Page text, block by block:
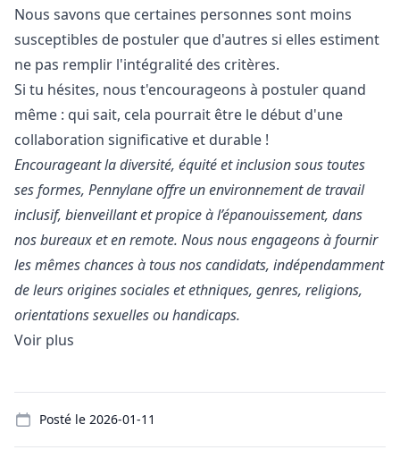
Nous savons que certaines personnes sont moins
susceptibles de postuler que d'autres si elles estiment
ne pas remplir l'intégralité des critères.
Si tu hésites, nous t'encourageons à postuler quand
même : qui sait, cela pourrait être le début d'une
collaboration significative et durable !
Encourageant la diversité, équité et inclusion sous toutes
ses formes, Pennylane offre un environnement de travail
inclusif, bienveillant et propice à l’épanouissement, dans
nos bureaux et en remote. Nous nous engageons à fournir
les mêmes chances à tous nos candidats, indépendamment
de leurs origines sociales et ethniques, genres, religions,
orientations sexuelles ou handicaps.
Voir plus
Posté le 2026-01-11